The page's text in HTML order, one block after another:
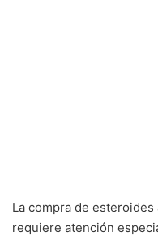
La compra de
requiere atención